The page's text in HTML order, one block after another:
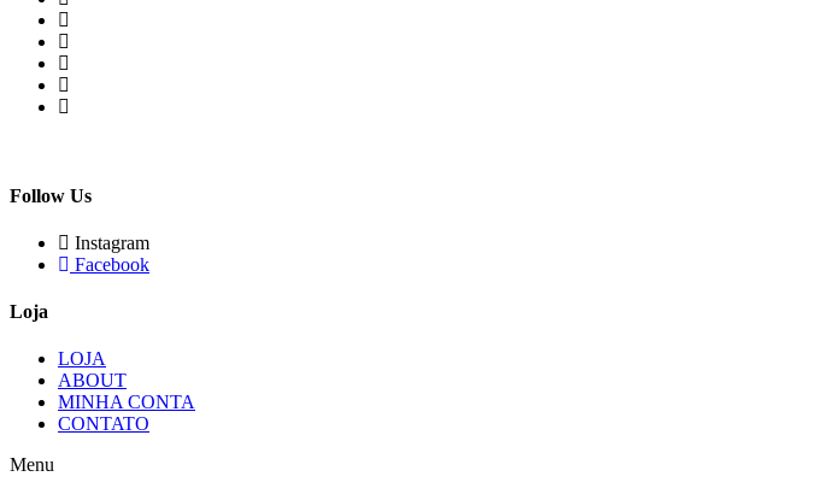
Follow Us
Instagram
Facebook
Loja
LOJA
ABOUT
MINHA CONTA
CONTATO
Menu